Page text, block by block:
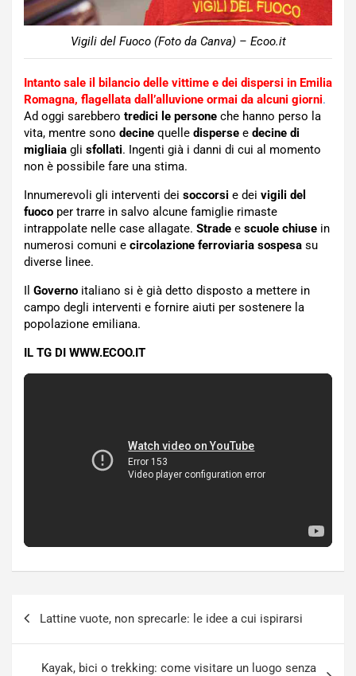
Vigili del Fuoco (Foto da Canva) – Ecoo.it
Intanto sale il bilancio delle vittime e dei dispersi in Emilia
Romagna, flagellata dall’alluvione ormai da alcuni giorni.
Ad oggi sarebbero tredici le persone che hanno perso la
vita, mentre sono decine quelle disperse e decine di
migliaia gli sfollati. Ingenti già i danni di cui al momento
non è possibile fare una stima.
Innumerevoli gli interventi dei soccorsi e dei vigili del
fuoco per trarre in salvo alcune famiglie rimaste
intrappolate nelle case allagate. Strade e scuole chiuse in
numerosi comuni e circolazione ferroviaria sospesa su
diverse linee.
Il Governo italiano si è già detto disposto a mettere in
campo degli interventi e fornire aiuti per sostenere la
popolazione emiliana.
IL TG DI WWW.ECOO.IT
Lattine vuote, non sprecarle: le idee a cui ispirarsi
Kayak, bici o trekking: come visitare un luogo senza